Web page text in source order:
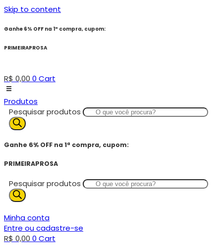
Skip to content
Ganhe 6% OFF na 1ª compra, cupom:
PRIMEIRAPROSA
R$ 0,00 0 Cart
Produtos
Pesquisar produtos
Ganhe 6% OFF na 1ª compra, cupom:
PRIMEIRAPROSA
Pesquisar produtos
Minha conta
Entre ou cadastre-se
R$ 0,00 0 Cart